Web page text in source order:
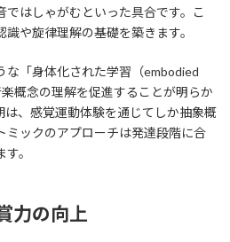
ではしゃがむといった具合です。こ
や旋律理解の基礎を築きます。
な「身体化された学習（embodied
概念の理解を促進することが明らか
は、感覚運動体験を通じてしか抽象概
ミックのアプローチは発達段階に合
。
力の向上